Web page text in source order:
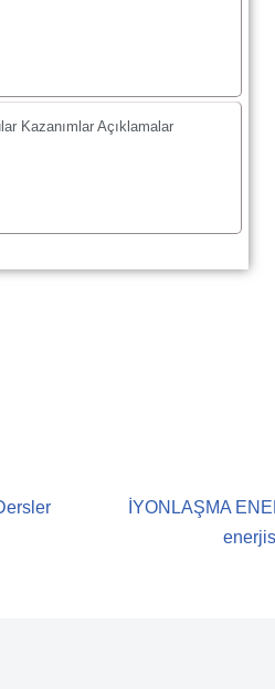
Kazanımlar Açıklamalar
İYONLAŞMA